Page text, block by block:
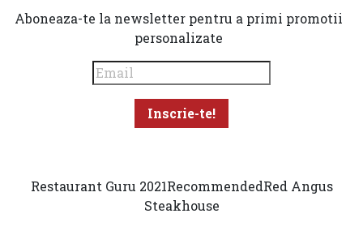
Aboneaza-te la newsletter pentru a primi promotii
personalizate
Restaurant Guru 2021RecommendedRed Angus
Steakhouse